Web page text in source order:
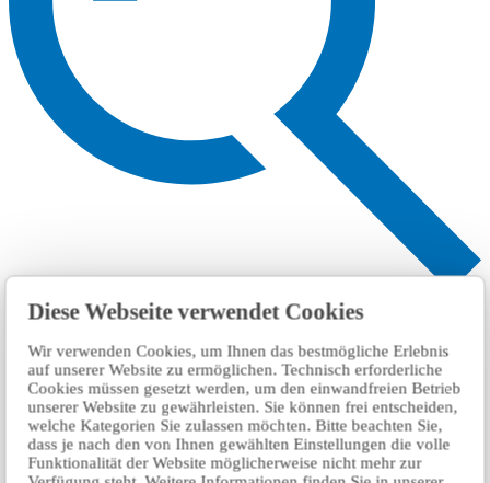
Diese Webseite verwendet Cookies
Wir verwenden Cookies, um Ihnen das bestmögliche Erlebnis
auf unserer Website zu ermöglichen. Technisch erforderliche
Cookies müssen gesetzt werden, um den einwandfreien Betrieb
unserer Website zu gewährleisten. Sie können frei entscheiden,
welche Kategorien Sie zulassen möchten. Bitte beachten Sie,
dass je nach den von Ihnen gewählten Einstellungen die volle
Funktionalität der Website möglicherweise nicht mehr zur
搜索